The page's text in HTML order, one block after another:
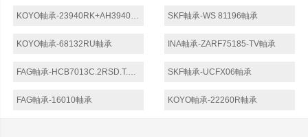
KOYO軸承-23940RK+AH3940軸承 SKF軸承-WS 81196軸承
KOYO軸承-68132RU軸承 INA軸承-ZARF75185-TV軸承
FAG軸承-HCB7013C.2RSD.T.P4S.DFL軸承 SKF軸承-UCFX06軸承
FAG軸承-16010軸承 KOYO軸承-22260R軸承